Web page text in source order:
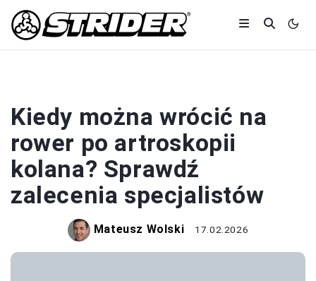
Kiedy można wrócić na
rower po artroskopii
kolana? Sprawdź
zalecenia specjalistów
Mateusz Wolski 17.02.2026